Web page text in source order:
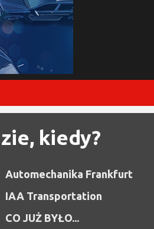
kiedy?
Automechanika Frankfurt
IAA Transportation
CO JUŻ BYŁO...